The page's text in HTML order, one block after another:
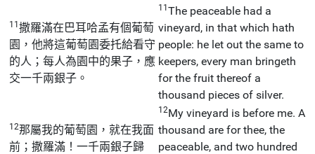
11撒羅滿在巴耳哈孟有個葡萄
園，他將這葡萄園委托給看守
的人；每人為園中的果子，應
交一千兩銀子。
11The peaceable had a
vineyard, in that which hath
people: he let out the same to
keepers, every man bringeth
for the fruit thereof a
thousand pieces of silver.
12那屬我的葡萄園，就在我面
前；撒羅滿！一千兩銀子歸
12My vineyard is before me. A
thousand are for thee, the
peaceable, and two hundred